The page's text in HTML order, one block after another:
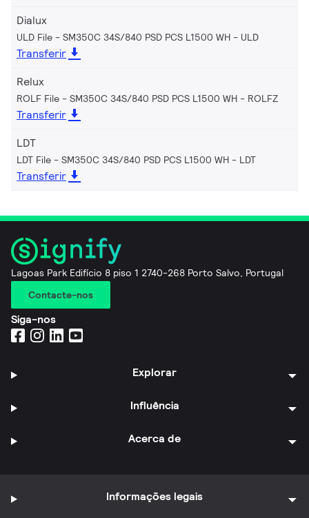
Dialux
ULD File - SM350C 34S/840 PSD PCS L1500 WH ULD
Transferir
Relux
ROLF File - SM350C 34S/840 PSD PCS L1500 WH ROLFZ
Transferir
LDT
LDT File - SM350C 34S/840 PSD PCS L1500 WH LDT
Transferir
Lagoas Park Edifício 8 piso 1 2740-268 Porto Salvo, Portugal
Contacte-nos
Siga-nos
Explorar
Influência
Acerca de
Informações legais